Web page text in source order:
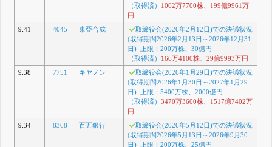
（取得済）
1062万7700株、
199億9961万
円
9:41
4045 東亞合成
取締役会(2026年2月12日)での決議状況
(取得期間2026年2月13日～2026年12月31
日) 上限：200万株、30億円
（取得済）
166万4100株、 29億9993万円
9:38
7751 キヤノン
取締役会(2026年1月29日)での決議状況
(取得期間2026年1月30日～2027年1月29
日) 上限：5400万株、2000億円
（取得済） 3470万3600株、
1517億7402万
円
9:34
8368 百五銀行
取締役会(2026年5月12日)での決議状況
(取得期間2026年5月13日～2026年9月30
日) 上限：200万株、25億円